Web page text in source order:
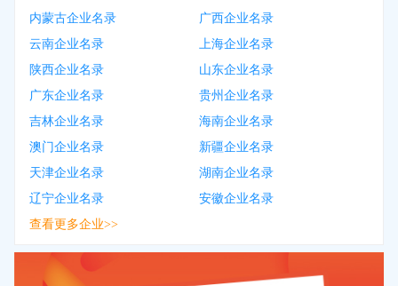
内蒙古企业名录
广西企业名录
云南企业名录
上海企业名录
陕西企业名录
山东企业名录
广东企业名录
贵州企业名录
吉林企业名录
海南企业名录
澳门企业名录
新疆企业名录
天津企业名录
湖南企业名录
辽宁企业名录
安徽企业名录
查看更多企业>>